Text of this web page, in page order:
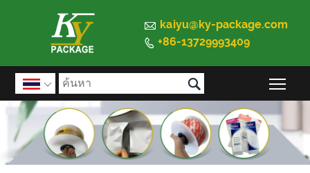
 kaiyu@ky-package.com
 +86-13729993409
 